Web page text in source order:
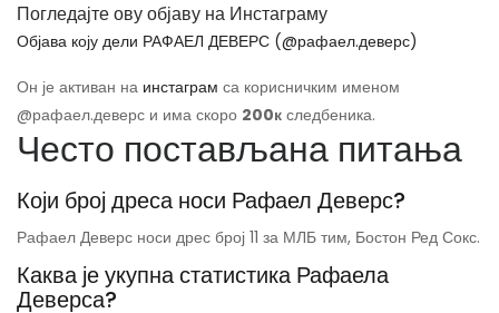
Погледајте ову објаву на Инстаграму
Објава коју дели РАФАЕЛ ДЕВЕРС (@рафаел.деверс)
Он је активан на инстаграм са корисничким именом
@рафаел.деверс и има скоро 200к следбеника.
Често постављана питања
Који број дреса носи Рафаел Деверс?
Рафаел Деверс носи дрес број 11 за МЛБ тим, Бостон Ред Сокс.
Каква је укупна статистика Рафаела
Деверса?